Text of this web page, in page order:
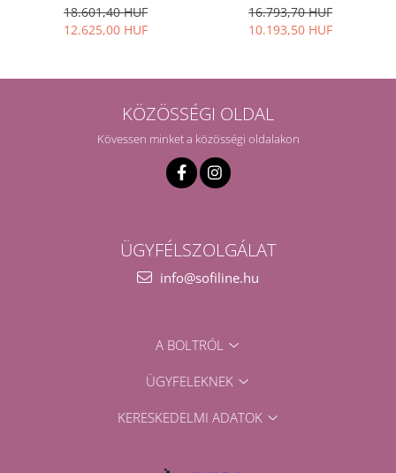
18.601,40 HUF
12.625,00 HUF
16.793,70 HUF
10.193,50 HUF
KÖZÖSSÉGI OLDAL
Kövessen minket a közösségi oldalakon
ÜGYFÉLSZOLGÁLAT
info@sofiline.hu
A BOLTRÓL
ÜGYFELEKNEK
KERESKEDELMI ADATOK